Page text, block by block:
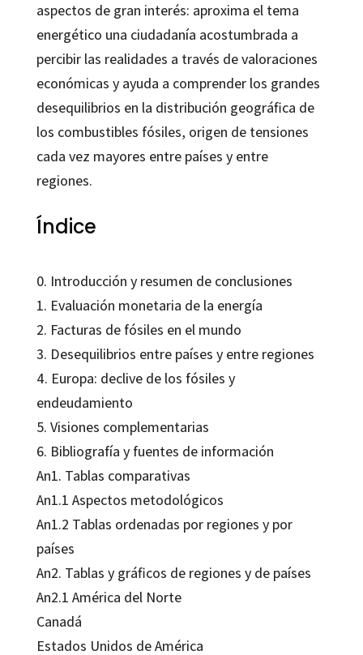
aspectos de gran interés: aproxima el tema
energético una ciudadanía acostumbrada a
percibir las realidades a través de valoraciones
económicas y ayuda a comprender los grandes
desequilibrios en la distribución geográfica de
los combustibles fósiles, origen de tensiones
cada vez mayores entre países y entre
regiones.
Índice
0. Introducción y resumen de conclusiones
1. Evaluación monetaria de la energía
2. Facturas de fósiles en el mundo
3. Desequilibrios entre países y entre regiones
4. Europa: declive de los fósiles y
endeudamiento
5. Visiones complementarias
6. Bibliografía y fuentes de información
An1. Tablas comparativas
An1.1 Aspectos metodológicos
An1.2 Tablas ordenadas por regiones y por
países
An2. Tablas y gráficos de regiones y de países
An2.1 América del Norte
Canadá
Estados Unidos de América